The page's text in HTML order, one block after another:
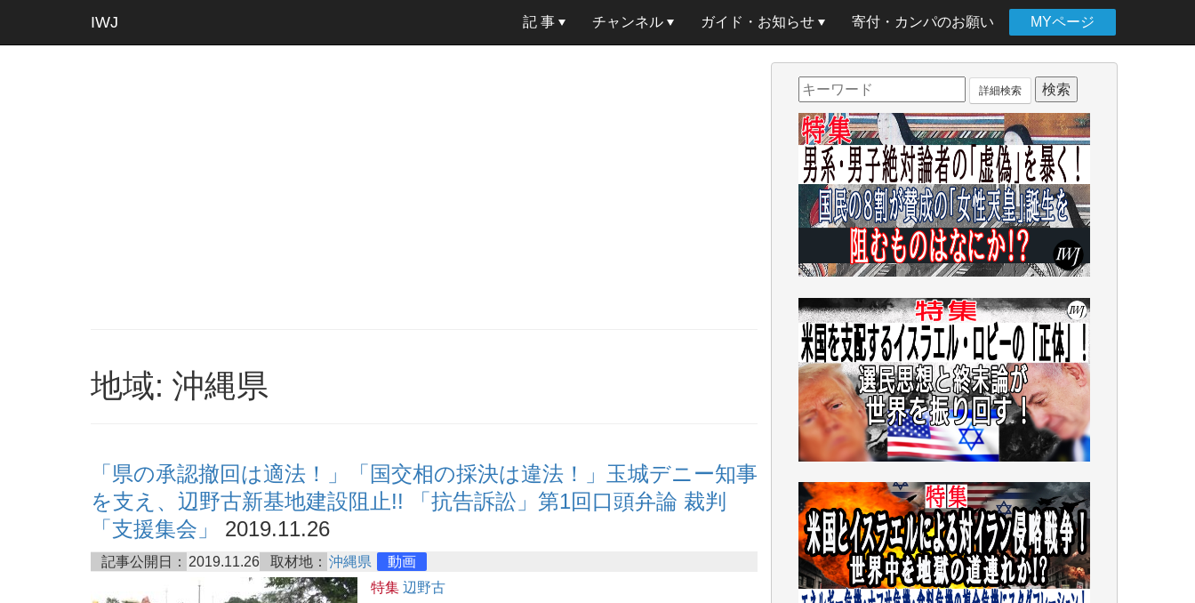
IWJ 記 事 チャンネル ガイド・お知らせ 寄付・カンパのお願い MYページ
地域: 沖縄県
「県の承認撤回は適法！」「国交相の採決は違法！」玉城デニー知事
を支え、辺野古新基地建設阻止!! 「抗告訴訟」第1回口頭弁論 裁判
「支援集会」
2019.11.26
記事公開日： 2019.11.26 取材地： 沖縄県
動画
特集 辺野古
詳細検索